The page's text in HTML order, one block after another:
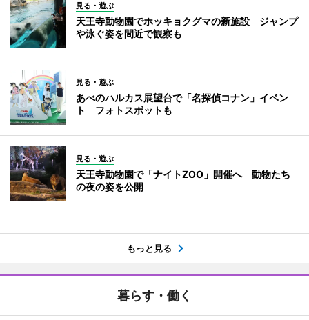
見る・遊ぶ
天王寺動物園でホッキョクグマの新施設 ジャンプ
や泳ぐ姿を間近で観察も
見る・遊ぶ
あべのハルカス展望台で「名探偵コナン」イベン
ト フォトスポットも
見る・遊ぶ
天王寺動物園で「ナイトZOO」開催へ 動物たち
の夜の姿を公開
もっと見る
暮らす・働く